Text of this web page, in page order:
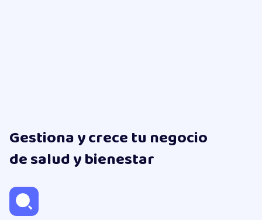
Gestiona y crece tu negocio
de salud y bienestar